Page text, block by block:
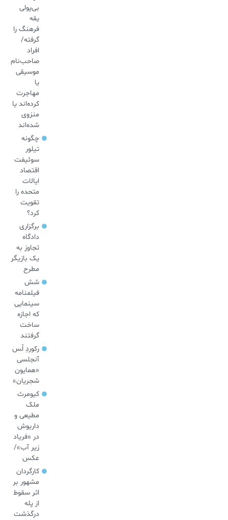
بی‌پولی
یقه
فرهنگ را
گرفته/
افراد
صاحب‌نام
موسیقی
یا
مهاجرت
کرده‌اند یا
منزوی
شده‌اند
چگونه
تیلور
سوئیفت
اقتصاد
ایالات
متحده را
تقویت
کرد؟
برگزاری
دادگاه
تجاوز به
یک بازیگر
مطرح
شش
فیلمنامه
سینمایی
که اجازه
ساخت
گرفتند
رکوردِ لُس
آنجلسی
«همایون
شجریان»
کیومرث
ملک
مطیعی و
داریوش
در «فریاد
زیر آب»/
عکس
کارگردان
مشهور بر
اثر سقوط
از پله
درگذشت